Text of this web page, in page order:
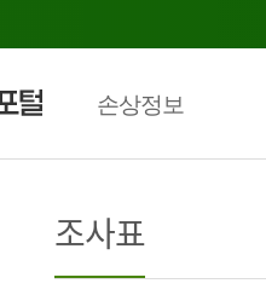
손상정보
조사표